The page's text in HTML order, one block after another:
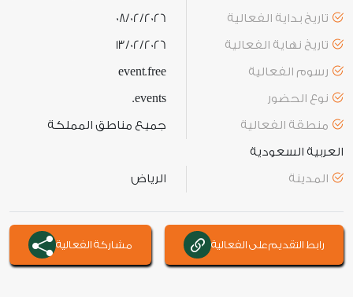
تاريخ بداية الفعالية
08/02/2026
تاريخ نهاية الفعالية
13/02/2026
رسوم الفعالية
event.free
نوع الحضور
events.
منطقة الفعالية
جميع مناطق المملكة
العربية السعودية
المدينة
الرياض
رابط التقديم على الفعالية مشاركة الفعالية